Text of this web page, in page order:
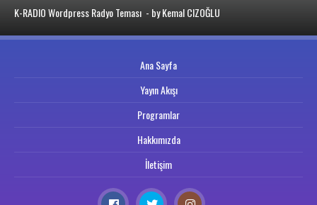
K-RADIO Wordpress Radyo Teması - by Kemal CIZOĞLU
Ana Sayfa
Yayın Akışı
Programlar
Hakkımızda
İletişim